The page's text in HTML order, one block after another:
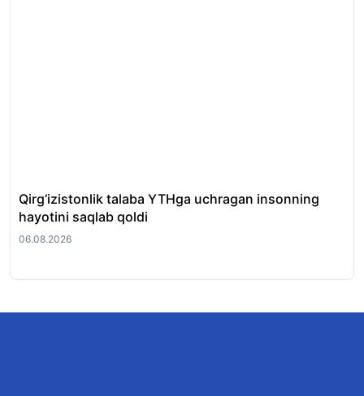
Qirg‘izistonlik talaba YTHga uchragan insonning
hayotini saqlab qoldi
06.08.2026